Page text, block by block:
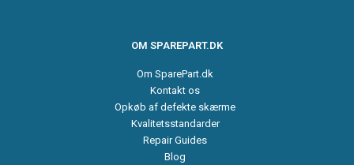
OM SPAREPART.DK
Om SparePart.dk
Kontakt os
Opkøb af defekte skærme
Kvalitetsstandarder
Repair Guides
Blog